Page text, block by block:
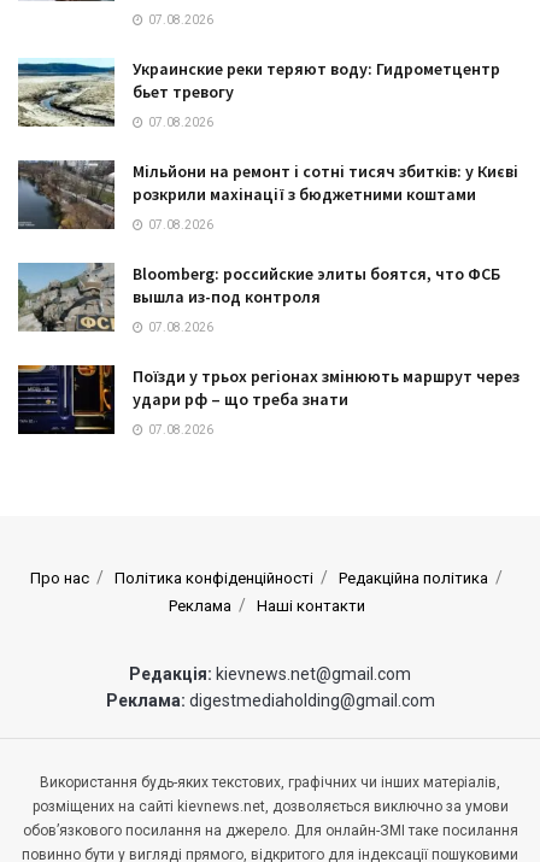
07.08.2026
Украинские реки теряют воду: Гидрометцентр
бьет тревогу
07.08.2026
Мільйони на ремонт і сотні тисяч збитків: у Києві
розкрили махінації з бюджетними коштами
07.08.2026
Bloomberg: российские элиты боятся, что ФСБ
вышла из-под контроля
07.08.2026
Поїзди у трьох регіонах змінюють маршрут через
удари рф – що треба знати
07.08.2026
Про нас Політика конфіденційності
Редакційна політика
Реклама
Наші контакти
Редакція: kievnews.net@gmail.com
Реклама: digestmediaholding@gmail.com
Використання будь-яких текстових, графічних чи інших матеріалів,
розміщених на сайті kievnews.net, дозволяється виключно за умови
обов’язкового посилання на джерело. Для онлайн-ЗМІ таке посилання
повинно бути у вигляді прямого, відкритого для індексації пошуковими